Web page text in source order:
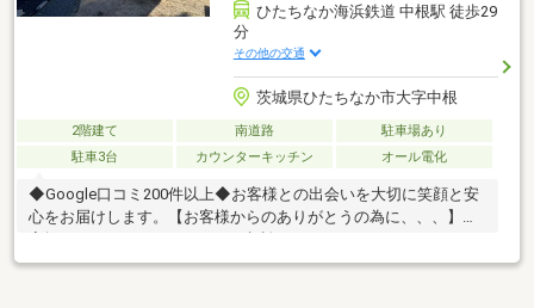
ひたちなか海浜鉄道 中根駅 徒歩29
分
その他の交通
茨城県ひたちなか市大字中根
2階建て 南道路
駐車場あり
駐車3台
カウンターキッチン オール電化
◆Google口コミ200件以上◆お客様との出会いを大切に笑顔と安
心をお届けします。【お客様からのありがとうの為に、、、】お